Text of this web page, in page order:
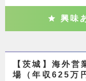
興味
【茨城】海外
場（年収625万